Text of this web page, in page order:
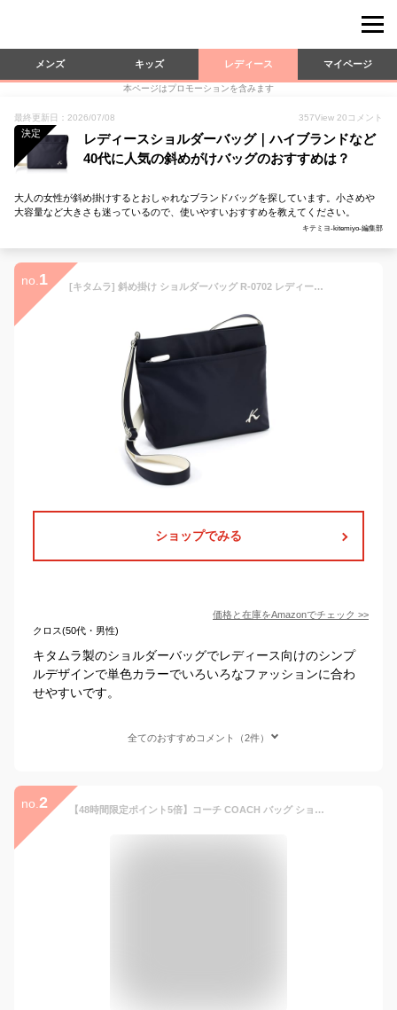
メンズ キッズ レディース マイページ
本ページはプロモーションを含みます
最終更新日：2026/07/08 357View 20 コメント
決定
レディースショルダーバッグ｜ハイブランドなど
40代に人気の斜めがけバッグのおすすめは？
大人の女性が斜め掛けするとおしゃれなブランドバッグを探しています。小さめや
大容量など大きさも迷っているので、使いやすいおすすめを教えてください。
キテミヨ-kitemiyo-編集部
no. 1 [キタムラ] 斜め掛け ショルダーバッグ R-0702 レディース ダークブルー/アイボリー [紺] 10911
ショップでみる
価格と在庫をAmazonでチェック >>
クロス(50代・男性)
キタムラ製のショルダーバッグでレディース向けのシンプ
ルデザインで単色カラーでいろいろなファッションに合わ
せやすいです。
全てのおすすめコメント（2件）
no. 2 【48時間限定ポイント5倍】コーチ COACH バッグ ショルダーバッグ FC1648 C1648 ブラック 特別送料無料 ラグジュアリー ペブルド レザー エリー ファイル バッグ アウトレットレディース ブランド 通販 斜めがけ